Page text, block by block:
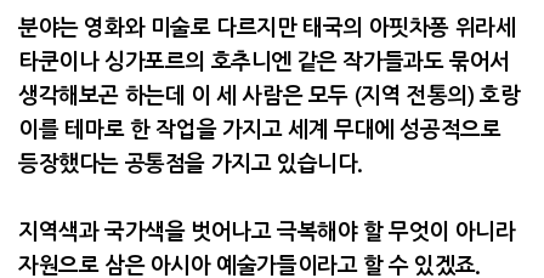
분야는 영화와 미술로 다르지만 태국의 아핏차퐁 위라세
타쿤이나 싱가포르의 호추니엔 같은 작가들과도 묶어서
생각해보곤 하는데 이 세 사람은 모두 (지역 전통의 )호랑
이를 테마로 한 작업을 가지고 세계 무대에 성공적으로
등장했다는 공통점을 가지고 있습니다.
지역색과 국가색을 벗어나고 극복해야 할 무엇이 아니라
자원으로 삼은 아시아 예술가들이라고 할 수 있겠죠.